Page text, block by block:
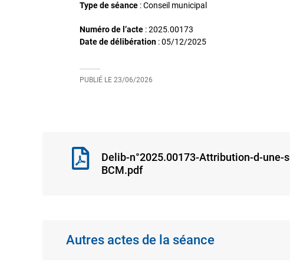
Type de séance : Conseil municipal
Numéro de l’acte : 2025.00173
Date de délibération :05/12/2025
PUBLIÉ LE 23/06/2026
Delib-n°2025.00173-Attribution-d-
BCM.pdf
Autres actes de la séance